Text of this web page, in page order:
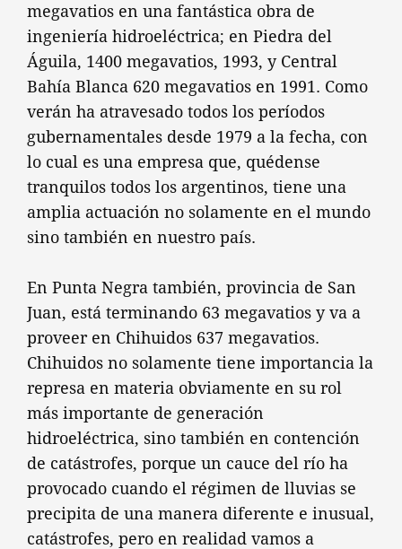
megavatios en una fantástica obra de
ingeniería hidroeléctrica; en Piedra del
Águila, 1400 megavatios, 1993, y Central
Bahía Blanca 620 megavatios en 1991. Como
verán ha atravesado todos los períodos
gubernamentales desde 1979 a la fecha, con
lo cual es una empresa que, quédense
tranquilos todos los argentinos, tiene una
amplia actuación no solamente en el mundo
sino también en nuestro país.
En Punta Negra también, provincia de San
Juan, está terminando 63 megavatios y va a
proveer en Chihuidos 637 megavatios.
Chihuidos no solamente tiene importancia la
represa en materia obviamente en su rol
más importante de generación
hidroeléctrica, sino también en contención
de catástrofes, porque un cauce del río ha
provocado cuando el régimen de lluvias se
precipita de una manera diferente e inusual,
catástrofes, pero en realidad vamos a